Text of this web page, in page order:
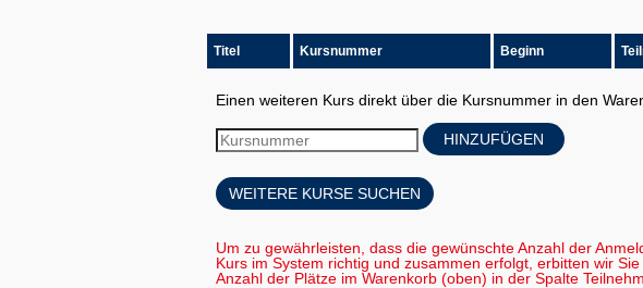
Titel Kursnummer Beginn
Einen weiteren Kurs direkt über die Kursnummer in den
HINZUFÜGEN
WEITERE KURSE SUCHEN
Um zu gewährleisten, dass die gewünschte Anzahl der
Kurs im System richtig und zusammen erfolgt, erbitten wir
Anzahl der Plätze im Warenkorb (oben) in der Spalte